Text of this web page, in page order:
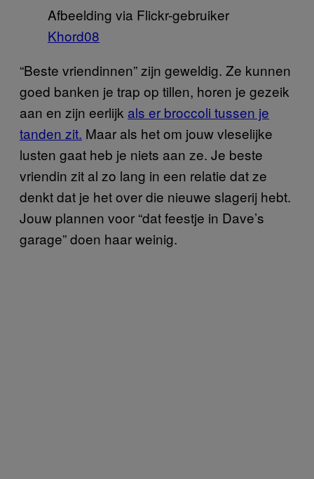
Afbeelding via Flickr-gebruiker
Khord08
“Beste vriendinnen” zijn geweldig. Ze kunnen
goed banken je trap op tillen, horen je gezeik
aan en zijn eerlijk als er broccoli tussen je
tanden zit. Maar als het om jouw vleselijke
lusten gaat heb je niets aan ze. Je beste
vriendin zit al zo lang in een relatie dat ze
denkt dat je het over die nieuwe slagerij hebt.
Jouw plannen voor “dat feestje in Dave’s
garage” doen haar weinig.